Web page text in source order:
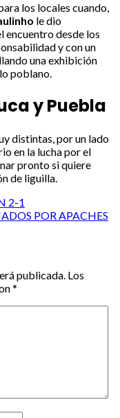
los locales cuando,
le dio
encuentro desde los
y con un
una exhibición
poblano.
y Puebla
distintas, por un lado
en la lucha por el
pronto si quiere
de liguilla.
2-1
POR APACHES
publicada. Los
*